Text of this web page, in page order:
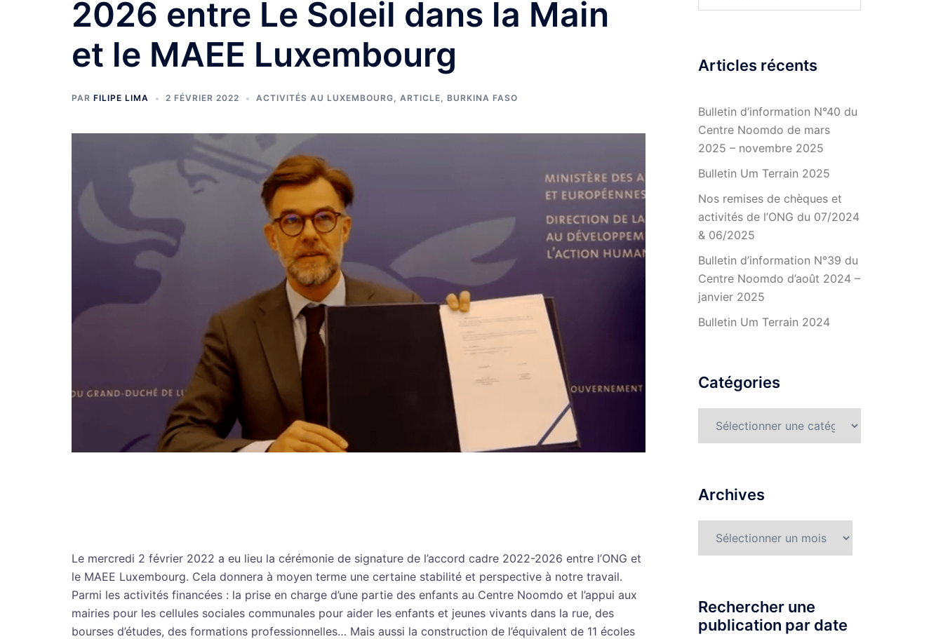
2026 entre Le Soleil dans la Main
et le MAEE Luxembourg
PAR FILIPE LIMA 2 FÉVRIER 2022 ACTIVITÉS AU LUXEMBOURG, ARTICLE, BURKINA FASO
Le mercredi 2 février 2022 a eu lieu la cérémonie de signature de l’accord cadre 2022-2026 entre l’ONG et
le MAEE Luxembourg. Cela donnera à moyen terme une certaine stabilité et perspective à notre travail.
Parmi les activités financées : la prise en charge d’une partie des enfants au Centre Noomdo et l’appui aux
mairies pour les cellules sociales communales pour aider les enfants et jeunes vivants dans la rue, des
bourses d’études, des formations professionnelles… Mais aussi la construction de l’équivalent de 11 écoles
Articles récents
Bulletin d’information N°40 du
Centre Noomdo de mars
2025 – novembre 2025
Bulletin Um Terrain 2025
Nos remises de chèques et
activités de l’ONG du 07/2024
& 06/2025
Bulletin d’information N°39 du
Centre Noomdo d’août 2024 –
janvier 2025
Bulletin Um Terrain 2024
Catégories
Archives
Rechercher une
publication par date